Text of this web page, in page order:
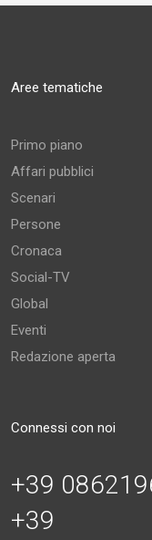
Aree tematiche
Primo piano
Affari pubblici
Scenari
Persone
Cronaca
Social-TV
Global
Eventi
Redazione aperta
Connessi con noi
+39
+39